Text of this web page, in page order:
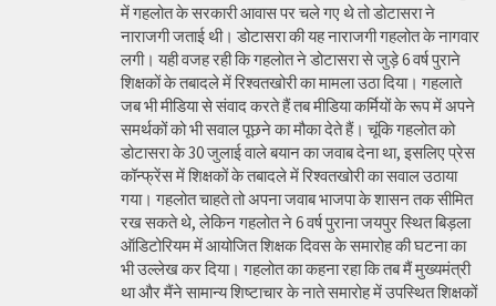
में गहलोत के सरकारी आवास पर चले गए थे तो डोटासरा ने
नाराजगी जताई थी। डोटासरा की यह नाराजगी गहलोत के नागवार
लगी। यही वजह रही कि गहलोत ने डोटासरा से जुड़े 6 वर्ष पुराने
शिक्षकों के तबादले में रिश्वतखोरी का मामला उठा दिया। गहलाते
जब भी मीडिया से संवाद करते हैं तब मीडिया कर्मियों के रूप में अपने
समर्थकों को भी सवाल पूछने का मौका देते हैं। चूंकि गहलोत को
डोटासरा के 30 जुलाई वाले बयान का जवाब देना था, इसलिए प्रेस
कॉन्फ्रेंस में शिक्षकों के तबादले में रिश्वतखोरी का सवाल उठाया
गया। गहलोत चाहते तो अपना जवाब भाजपा के शासन तक सीमित
रख सकते थे, लेकिन गहलोत ने 6 वर्ष पुराना जयपुर स्थित बिड़ला
ऑडिटोरियम में आयोजित शिक्षक दिवस के समारोह की घटना का
भी उल्लेख कर दिया। गहलोत का कहना रहा कि तब मैं मुख्यमंत्री
था और मैंने सामान्य शिष्टाचार के नाते समारोह में उपस्थित शिक्षकों